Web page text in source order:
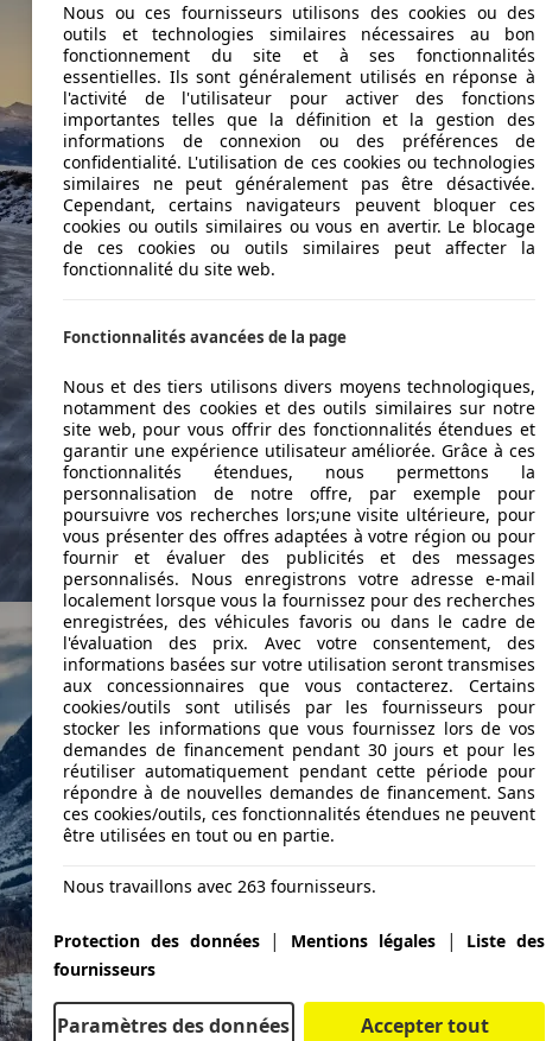
Nous ou ces fournisseurs utilisons des cookies ou des
outils et technologies similaires nécessaires au bon
fonctionnement du site et à ses fonctionnalités
essentielles. Ils sont généralement utilisés en réponse à
l'activité de l'utilisateur pour activer des fonctions
importantes telles que la définition et la gestion des
informations de connexion ou des préférences de
confidentialité. L'utilisation de ces cookies ou technologies
similaires ne peut généralement pas être désactivée.
Cependant, certains navigateurs peuvent bloquer ces
cookies ou outils similaires ou vous en avertir. Le blocage
de ces cookies ou outils similaires peut affecter la
fonctionnalité du site web.
Fonctionnalités avancées de la page
Nous et des tiers utilisons divers moyens technologiques,
notamment des cookies et des outils similaires sur notre
site web, pour vous offrir des fonctionnalités étendues et
garantir une expérience utilisateur améliorée. Grâce à ces
fonctionnalités étendues, nous permettons la
personnalisation de notre offre, par exemple pour
poursuivre vos recherches lors;une visite ultérieure, pour
vous présenter des offres adaptées à votre région ou pour
fournir et évaluer des publicités et des messages
personnalisés. Nous enregistrons votre adresse e-mail
localement lorsque vous la fournissez pour des recherches
enregistrées, des véhicules favoris ou dans le cadre de
l'évaluation des prix. Avec votre consentement, des
informations basées sur votre utilisation seront transmises
aux concessionnaires que vous contacterez. Certains
cookies/outils sont utilisés par les fournisseurs pour
stocker les informations que vous fournissez lors de vos
demandes de financement pendant 30 jours et pour les
réutiliser automatiquement pendant cette période pour
répondre à de nouvelles demandes de financement. Sans
ces cookies/outils, ces fonctionnalités étendues ne peuvent
être utilisées en tout ou en partie.
Nous travaillons avec 263 fournisseurs.
Protection des données| Mentions légales|
Liste des
fournisseurs
Paramètres des données Accepter tout